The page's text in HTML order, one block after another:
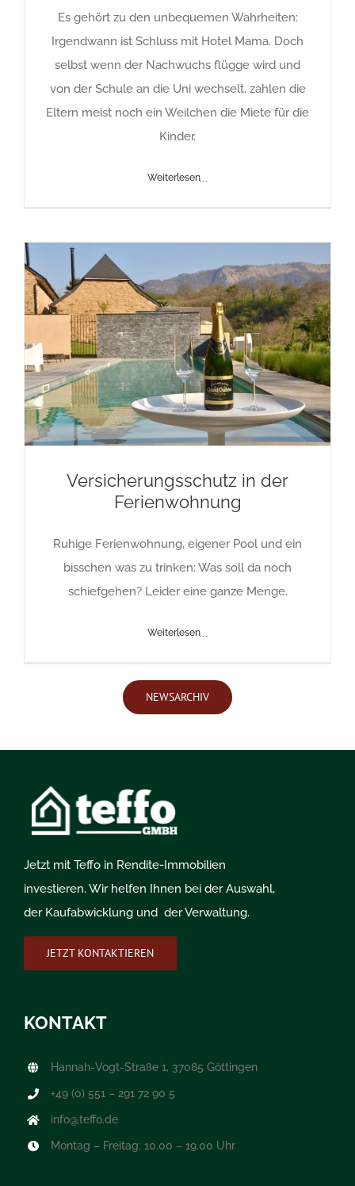
Es gehört zu den unbequemen Wahrheiten:
Irgendwann ist Schluss mit Hotel Mama. Doch
selbst wenn der Nachwuchs flügge wird und
von der Schule an die Uni wechselt, zahlen die
Eltern meist noch ein Weilchen die Miete für die
Kinder.
Weiterlesen
Versicherungsschutz in der
Ferienwohnung
Ruhige Ferienwohnung, eigener Pool und ein
bisschen was zu trinken: Was soll da noch
schiefgehen? Leider eine ganze Menge.
Weiterlesen
NEWSARCHIV
Jetzt mit Teffo in Rendite-Immobilien
investieren. Wir helfen Ihnen bei der Auswahl,
der Kaufabwicklung und der Verwaltung.
JETZT KONTAKTIEREN
KONTAKT
Hannah-Vogt-Straße 1, 37085 Göttingen
+49 (0) 551 – 291 72 90 5
info@teffo.de
Montag – Freitag: 10.00 – 19.00 Uhr